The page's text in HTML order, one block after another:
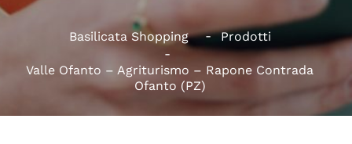
Basilicata Shopping Prodotti
Valle Ofanto – Agriturismo – Rapone Contrada
Ofanto (PZ)